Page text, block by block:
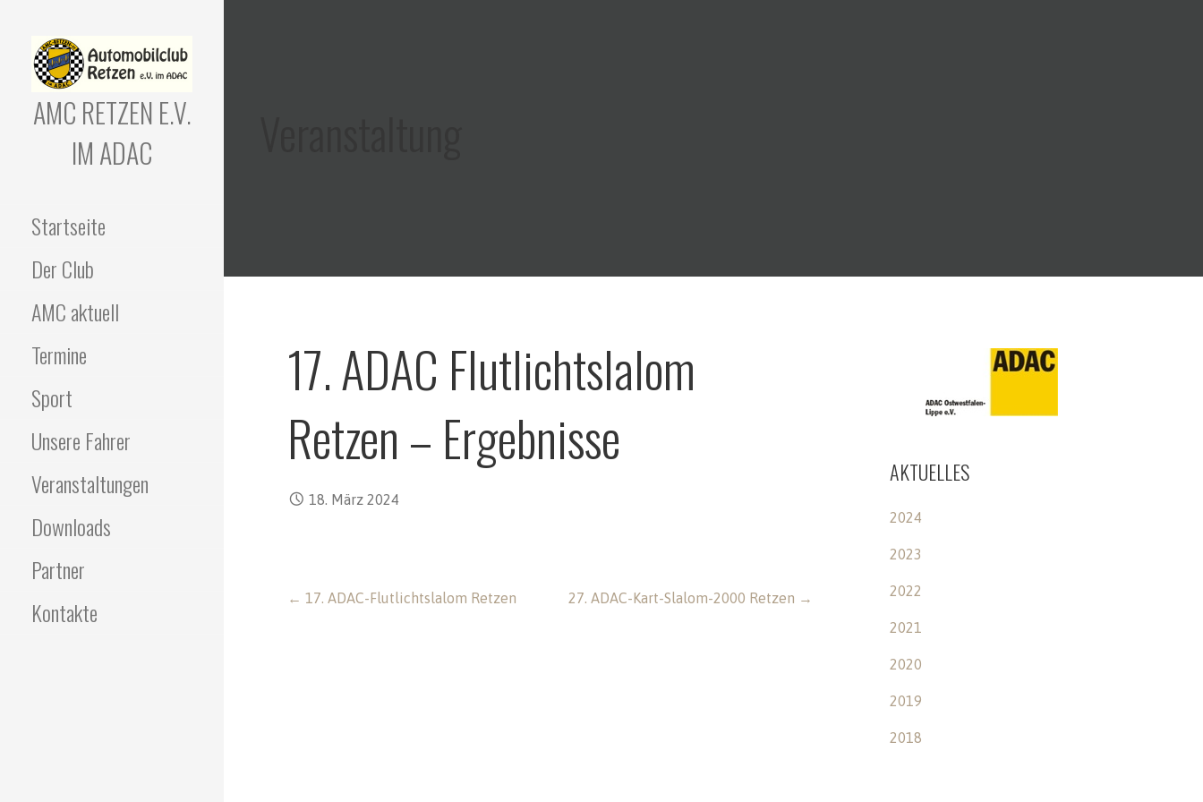
AMC RETZEN E.V.
IM ADAC
Startseite
Der Club
AMC aktuell
Termine
Sport
Unsere Fahrer
Veranstaltungen
Downloads
Partner
Kontakte
17. ADAC Flutlichtslalom
Retzen – Ergebnisse
18. März 2024
Beitragsnavigation
← 17. ADAC-Flutlichtslalom Retzen 27. ADAC-Kart-Slalom-2000 Retzen →
AKTUELLES
2024
2023
2022
2021
2020
2019
2018